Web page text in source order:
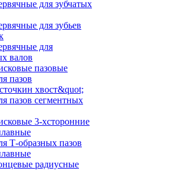
для зубчатых
для зубьев
для
валов
пазовые
пазов
хвост&quot;
пазов сегментных
3-хсторонние
Т-образных пазов
радиусные